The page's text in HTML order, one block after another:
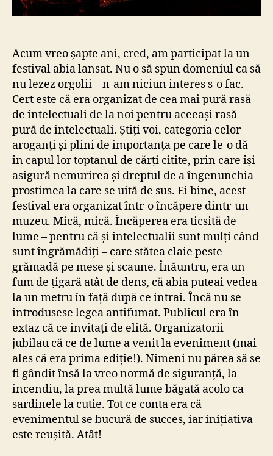
Acum vreo șapte ani, cred, am participat la un
festival abia lansat. Nu o să spun domeniul ca să
nu lezez orgolii – n-am niciun interes s-o fac.
Cert este că era organizat de cea mai pură rasă
de intelectuali de la noi pentru aceeași rasă
pură de intelectuali. Știți voi, categoria celor
aroganți și plini de importanța pe care le-o dă
în capul lor toptanul de cărți citite, prin care își
asigură nemurirea și dreptul de a îngenunchia
prostimea la care se uită de sus. Ei bine, acest
festival era organizat într-o încăpere dintr-un
muzeu. Mică, mică. Încăperea era ticsită de
lume – pentru că și intelectualii sunt mulți când
sunt îngrămădiți – care stătea claie peste
grămadă pe mese și scaune. Înăuntru, era un
fum de țigară atât de dens, că abia puteai vedea
la un metru în față după ce intrai. Încă nu se
introdusese legea antifumat. Publicul era în
extaz că ce invitați de elită. Organizatorii
jubilau că ce de lume a venit la eveniment (mai
ales că era prima ediție!). Nimeni nu părea să se
fi gândit însă la vreo normă de siguranță, la
incendiu, la prea multă lume băgată acolo ca
sardinele la cutie. Tot ce conta era că
evenimentul se bucură de succes, iar inițiativa
este reușită. Atât!